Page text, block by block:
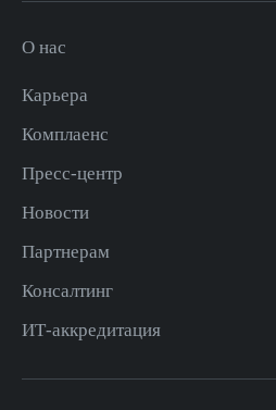
О нас
Карьера
Комплаенс
Пресс-центр
Новости
Партнерам
Консалтинг
ИТ-аккредитация